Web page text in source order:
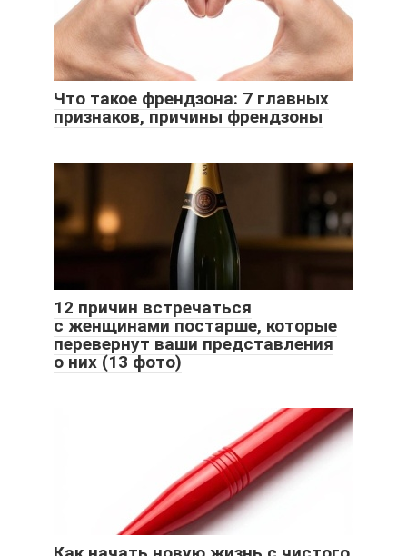
Что такое френдзона: 7 главных
признаков, причины френдзоны
12 причин встречаться
с женщинами постарше, которые
перевернут ваши представления
о них (13 фото)